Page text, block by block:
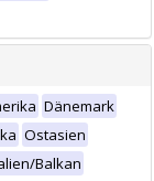
Dänemark
Ostasien
Balkan